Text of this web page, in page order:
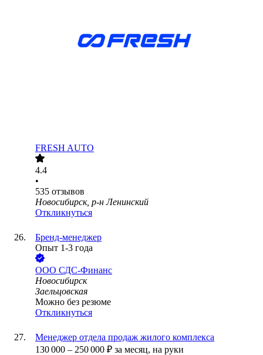
FRESH AUTO
4.4
•
535 отзывов
Новосибирск, р-н Ленинский
Откликнуться
Бренд-менеджер
Опыт 1-3 года
ООО СДС-Финанс
Новосибирск
Заельцовская
Можно без резюме
Откликнуться
Менеджер отдела продаж жилого комплекса
130 000 – 250 000 ₽ за месяц, на руки